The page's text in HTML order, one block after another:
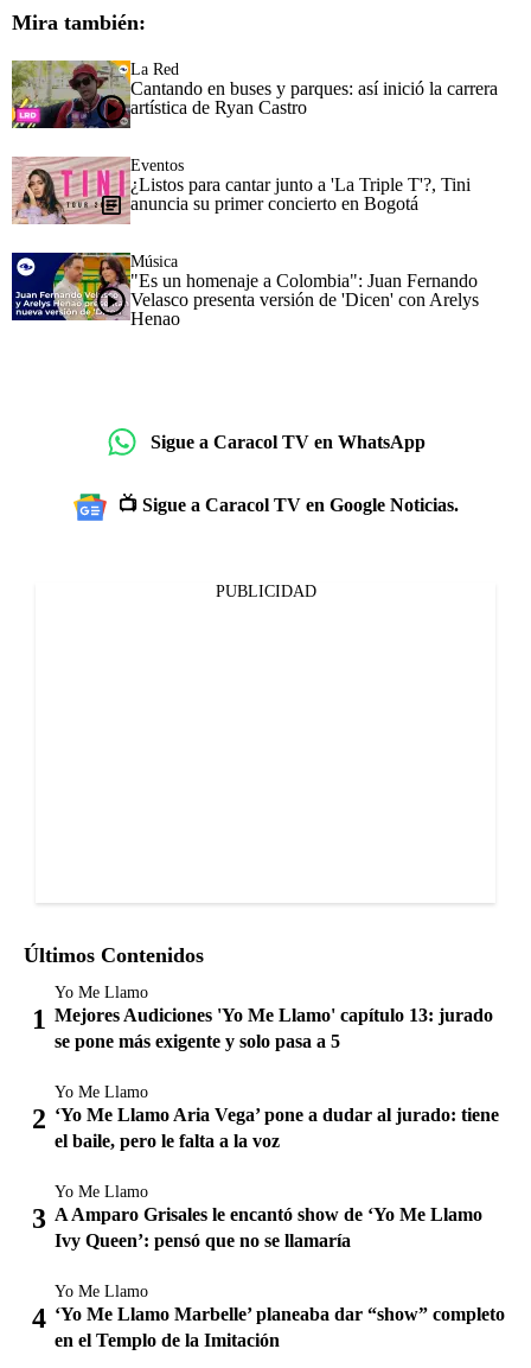
Mira también:
La Red
Cantando en buses y parques: así inició la carrera
artística de Ryan Castro
Eventos
¿Listos para cantar junto a 'La Triple T'?, Tini
anuncia su primer concierto en Bogotá
Música
"Es un homenaje a Colombia": Juan Fernando
Velasco presenta versión de 'Dicen' con Arelys
Henao
Sigue a Caracol TV en WhatsApp
📺 Sigue a Caracol TV en Google Noticias.
PUBLICIDAD
Últimos Contenidos
Yo Me Llamo
Mejores Audiciones 'Yo Me Llamo' capítulo 13: jurado
se pone más exigente y solo pasa a 5
Yo Me Llamo
‘Yo Me Llamo Aria Vega’ pone a dudar al jurado: tiene
el baile, pero le falta a la voz
Yo Me Llamo
A Amparo Grisales le encantó show de ‘Yo Me Llamo
Ivy Queen’: pensó que no se llamaría
Yo Me Llamo
‘Yo Me Llamo Marbelle’ planeaba dar “show” completo
en el Templo de la Imitación